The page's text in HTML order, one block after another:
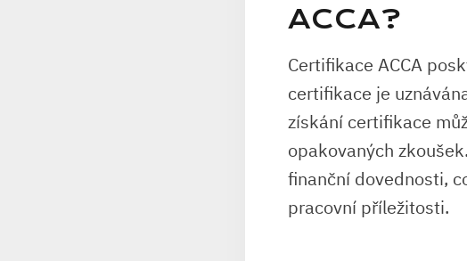
ACCA?
Certifikace ACCA
certifikace je
získání certifikace
opakovaných
finanční dovednosti,
pracovní příležitosti.